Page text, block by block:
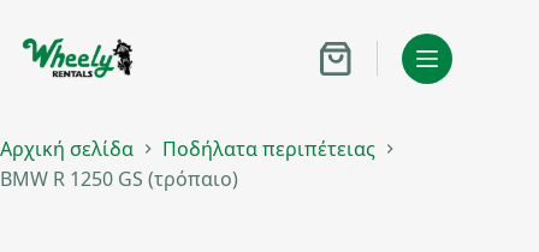
στο
περιεχόμενο
Από το 120,00
Ημέρα
Διαβάστε περισσότερα
Καλάθι
Αρχική σελίδα
Ποδήλατα περιπέτειας
BMW R 1250 GS (τρόπαιο)